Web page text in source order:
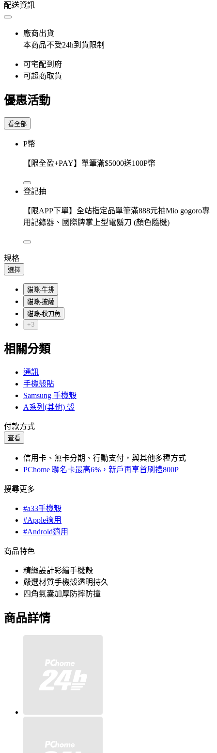
配送資訊
廠商出貨
本商品不受24h到貨限制
可宅配到府
可超商取貨
優惠活動
看全部
P幣
【限全盈+PAY】單筆滿$5000送100P幣
登記抽
【限APP下單】全站指定品單筆滿888元抽Mio gogoro專
用記錄器、國際牌掌上型電鬍刀 (顏色隨機)
規格
選擇
貓咪-牛排
貓咪-披薩
貓咪-秋刀魚
+3
相關分類
通訊
手機殼貼
Samsung 手機殼
A系列(其他) 殼
付款方式
查看
信用卡、無卡分期、行動支付，與其他多種方式
PChome 聯名卡最高6%，新戶再享首刷禮800P
搜尋更多
#a33手機殼
#Apple適用
#Android適用
商品特色
精緻設計彩繪手機殼
嚴選材質手機殼透明持久
四角氣囊加厚防摔防撞
商品詳情